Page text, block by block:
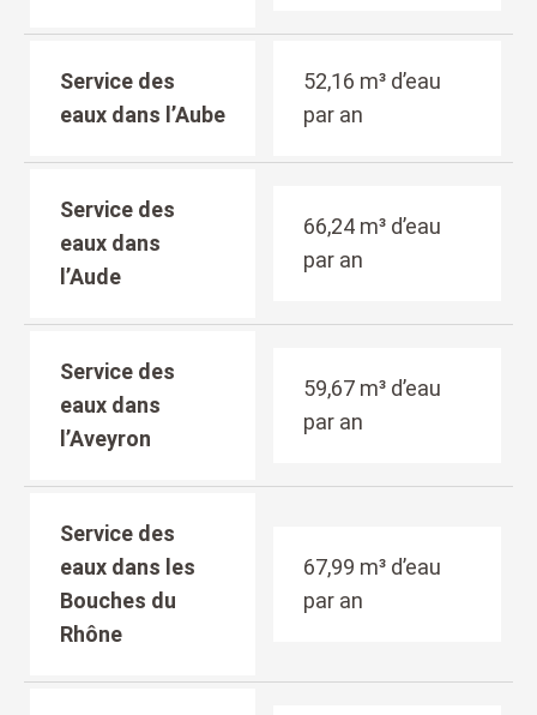
Service des
eaux dans l’Aube
52,16 m³ d’eau
par an
Service des
eaux dans
l’Aude
66,24 m³ d’eau
par an
Service des
eaux dans
l’Aveyron
59,67 m³ d’eau
par an
Service des
eaux dans les
Bouches du
Rhône
67,99 m³ d’eau
par an